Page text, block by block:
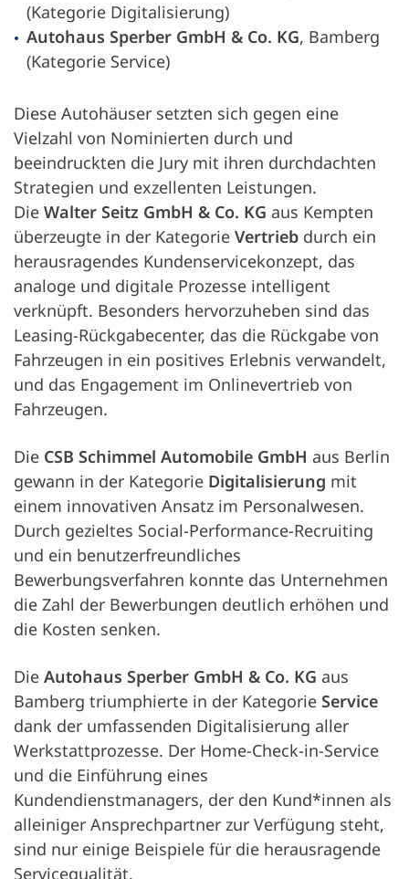
(Kategorie Digitalisierung)
Autohaus Sperber GmbH & Co. KG, Bamberg
(Kategorie Service)
Diese Autohäuser setzten sich gegen eine
Vielzahl von Nominierten durch und
beeindruckten die Jury mit ihren durchdachten
Strategien und exzellenten Leistungen.
Die Walter Seitz GmbH & Co. KG aus Kempten
überzeugte in der Kategorie Vertrieb durch ein
herausragendes Kundenservicekonzept, das
analoge und digitale Prozesse intelligent
verknüpft. Besonders hervorzuheben sind das
Leasing-Rückgabecenter, das die Rückgabe von
Fahrzeugen in ein positives Erlebnis verwandelt,
und das Engagement im Onlinevertrieb von
Fahrzeugen.
Die CSB Schimmel Automobile GmbH aus Berlin
gewann in der Kategorie Digitalisierung mit
einem innovativen Ansatz im Personalwesen.
Durch gezieltes Social-Performance-Recruiting
und ein benutzerfreundliches
Bewerbungsverfahren konnte das Unternehmen
die Zahl der Bewerbungen deutlich erhöhen und
die Kosten senken.
Die Autohaus Sperber GmbH & Co. KG aus
Bamberg triumphierte in der Kategorie Service
dank der umfassenden Digitalisierung aller
Werkstattprozesse. Der Home-Check-in-Service
und die Einführung eines
Kundendienstmanagers, der den Kund*innen als
alleiniger Ansprechpartner zur Verfügung steht,
sind nur einige Beispiele für die herausragende
Servicequalität.